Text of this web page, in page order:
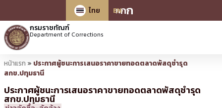
กกก
ไทย
EN
กรมราชทัณฑ์
Department of Corrections
หน้าแรก » ประกาศผู้ชนะการเสนอราคาขายทอดตลาดพัสดุชำรุด
สกข.ปทุมธานี
ประกาศผู้ชนะการเสนอราคาขายทอดตลาดพัสดุชำรุด
สกข.ปทุมธานี